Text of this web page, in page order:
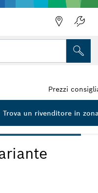
Chisel, 50 x 350
Prezzi
Trova un rivenditore in